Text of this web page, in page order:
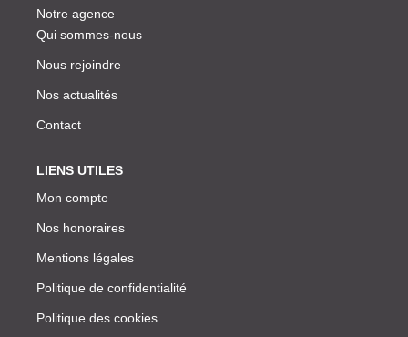
Notre agence
Qui sommes-nous
Nous rejoindre
Nos actualités
Contact
LIENS UTILES
Mon compte
Nos honoraires
Mentions légales
Politique de confidentialité
Politique des cookies